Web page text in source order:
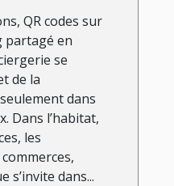
QR codes sur
partagé en
se
de la
dans
Dans l’habitat,
les
s’invite dans...